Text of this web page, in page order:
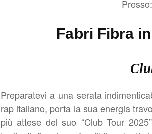
Fabri Fibra
Preparatevi a una serata
rap italiano, porta la sua energia
più attese del suo “Club Tour